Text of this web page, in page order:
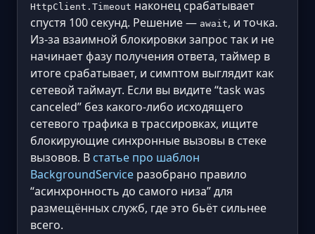
HttpClient.Timeout наконец срабатывает
спустя 100 секунд. Решение — await, и точка.
Из-за взаимной блокировки запрос так и не
начинает фазу получения ответа, таймер в
итоге срабатывает, и симптом выглядит как
сетевой таймаут. Если вы видите “task was
canceled” без какого-либо исходящего
сетевого трафика в трассировках, ищите
блокирующие синхронные вызовы в стеке
вызовов. В статье про шаблон
BackgroundService разобрано правило
“асинхронность до самого низа” для
размещённых служб, где это бьёт сильнее
всего.